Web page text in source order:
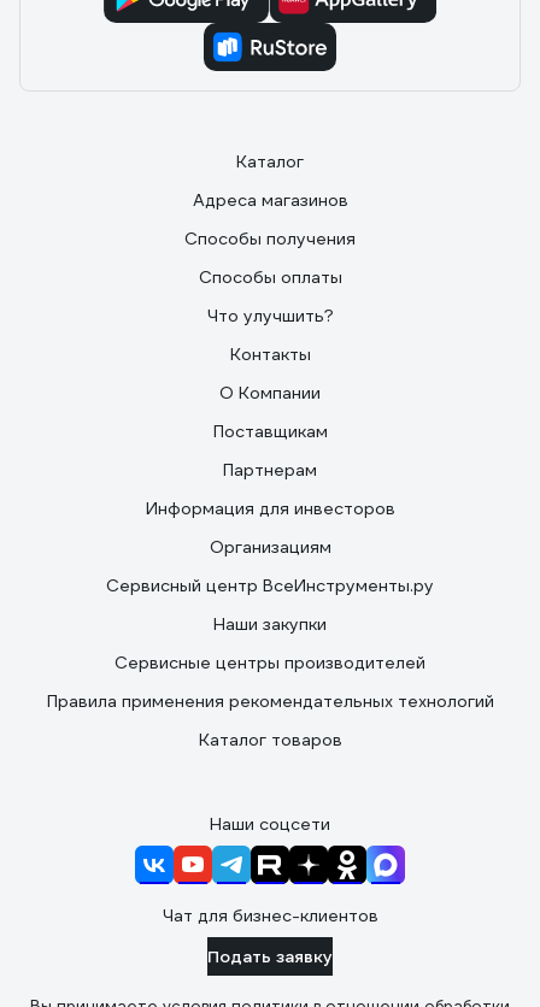
Каталог
Адреса магазинов
Способы получения
Способы оплаты
Что улучшить?
Контакты
О Компании
Поставщикам
Партнерам
Информация для инвесторов
Организациям
Сервисный центр ВсеИнструменты.ру
Наши закупки
Сервисные центры производителей
Правила применения рекомендательных технологий
Каталог товаров
Наши соцсети
Чат для бизнес-клиентов
Подать заявку